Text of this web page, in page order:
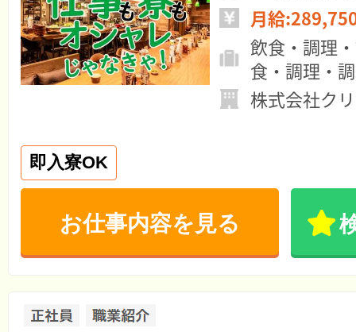
月給
飲食・調理
食・調理・
株式会社ク
即入寮OK
お仕事内容を見る